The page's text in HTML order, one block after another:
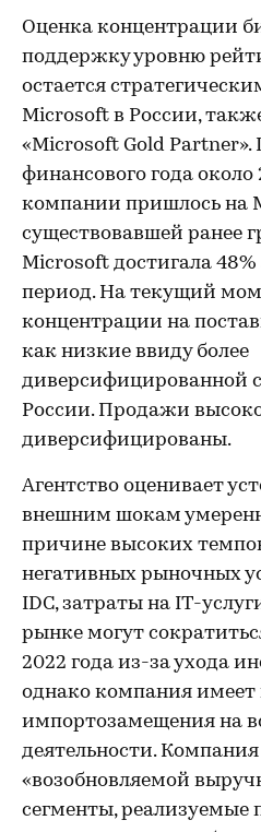
Оценка концентрации
поддержку уровню
остается
Microsoft в России,
«Microsoft Gold Partner».
финансового года
компании пришлось на
существовавшей ранее
Microsoft достигала
период. На текущий
концентрации на
как низкие ввиду более
диверсифицированной
России. Продажи
диверсифицированы.
Агентство оценивает
внешним шокам
причине высоких
негативных рыночных
IDC, затраты на IT-
рынке могут
2022 года из-за ухода
однако компания
импортозамещения на
деятельности.
«возобновляемой
сегменты, реализуемые